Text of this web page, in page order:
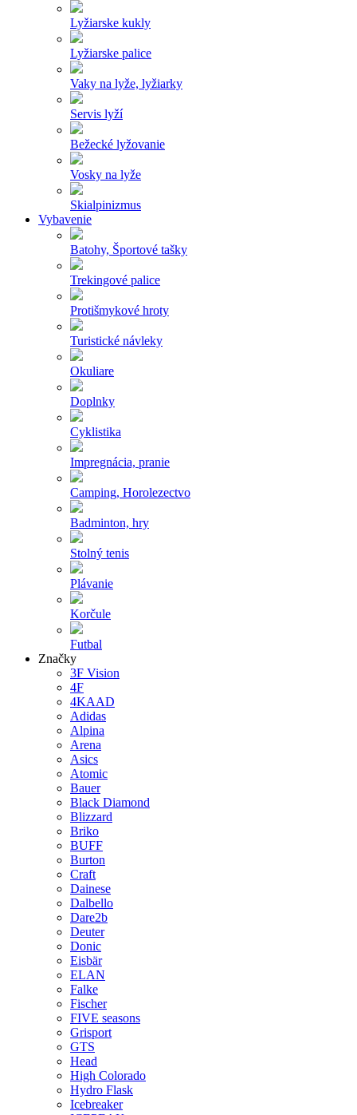
Lyžiarske kukly
Lyžiarske palice
Vaky na lyže, lyžiarky
Servis lyží
Bežecké lyžovanie
Vosky na lyže
Skialpinizmus
Vybavenie
Batohy, Športové tašky
Trekingové palice
Protišmykové hroty
Turistické návleky
Okuliare
Doplnky
Cyklistika
Impregnácia, pranie
Camping, Horolezectvo
Badminton, hry
Stolný tenis
Plávanie
Korčule
Futbal
Značky
3F Vision
4F
4KAAD
Adidas
Alpina
Arena
Asics
Atomic
Bauer
Black Diamond
Blizzard
Briko
BUFF
Burton
Craft
Dainese
Dalbello
Dare2b
Deuter
Donic
Eisbär
ELAN
Falke
Fischer
FIVE seasons
Grisport
GTS
Head
High Colorado
Hydro Flask
Icebreaker